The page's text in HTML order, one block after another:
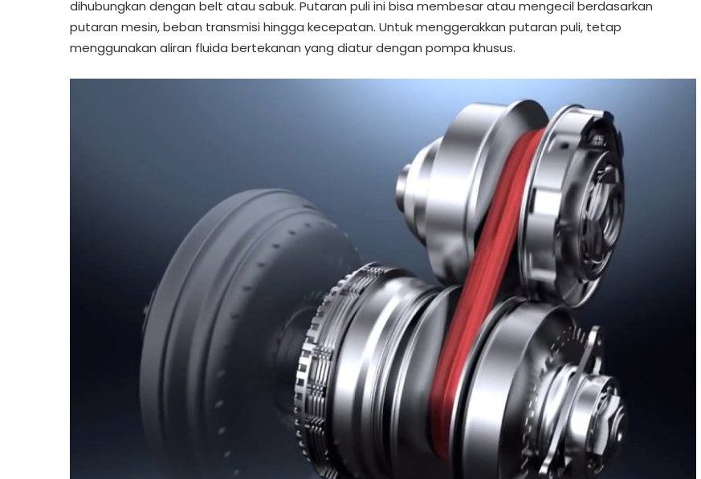
dihubungkan dengan belt atau sabuk. Putaran puli ini bisa membesar atau mengecil berdasarkan
putaran mesin, beban transmisi hingga kecepatan. Untuk menggerakkan putaran puli, tetap
menggunakan aliran fluida bertekanan yang diatur dengan pompa khusus.